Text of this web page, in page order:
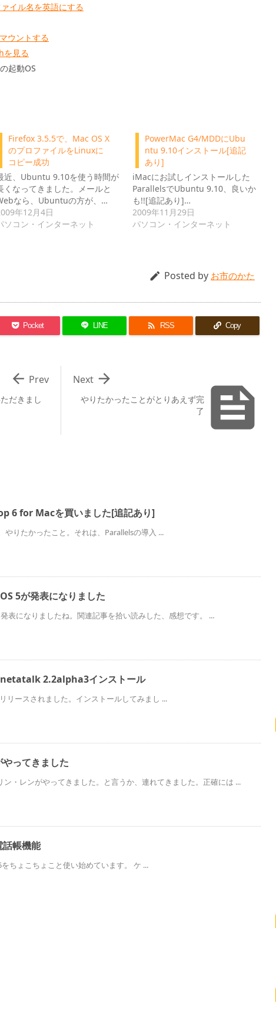
イル名を英語にする
ウントする
を見る
起動OS
Firefox 3.5.5で、Mac OS X
のプロファイルをLinuxに
コピー成功
近、Ubuntu 9.10を使う時間が
くなってきました。メールと
なら、Ubuntuの方が、…
年12月4日
ソコン・インターネット
PowerMac G4/MDDにUbu
ntu 9.10インストール[追記
あり]
iMacにお試しインストールした
ParallelsでUbuntu 9.10、良いか
も!![追記あり]…
2009年11月29日
パソコン・インターネット
 Posted by お市のかた
Pocket LINE  RSS Copy

やりたかったことがとりあえず完
了

Next
だきまし
 Prev
6 for Macを買いました[追記あり]
やりたかったこと。それは、Parallelsの導入 ...
5が発表になりました
表になりましたね。関連記事を拾い読みした、感想です。 ...
2.2alpha3インストール
リースされました。インストールしてみまし ...
ってきました
ン・レンがやってきました。と言うか、連れてきました。正確には ...
話帳機能
ちょこちょこと使い始めています。 ケ ...